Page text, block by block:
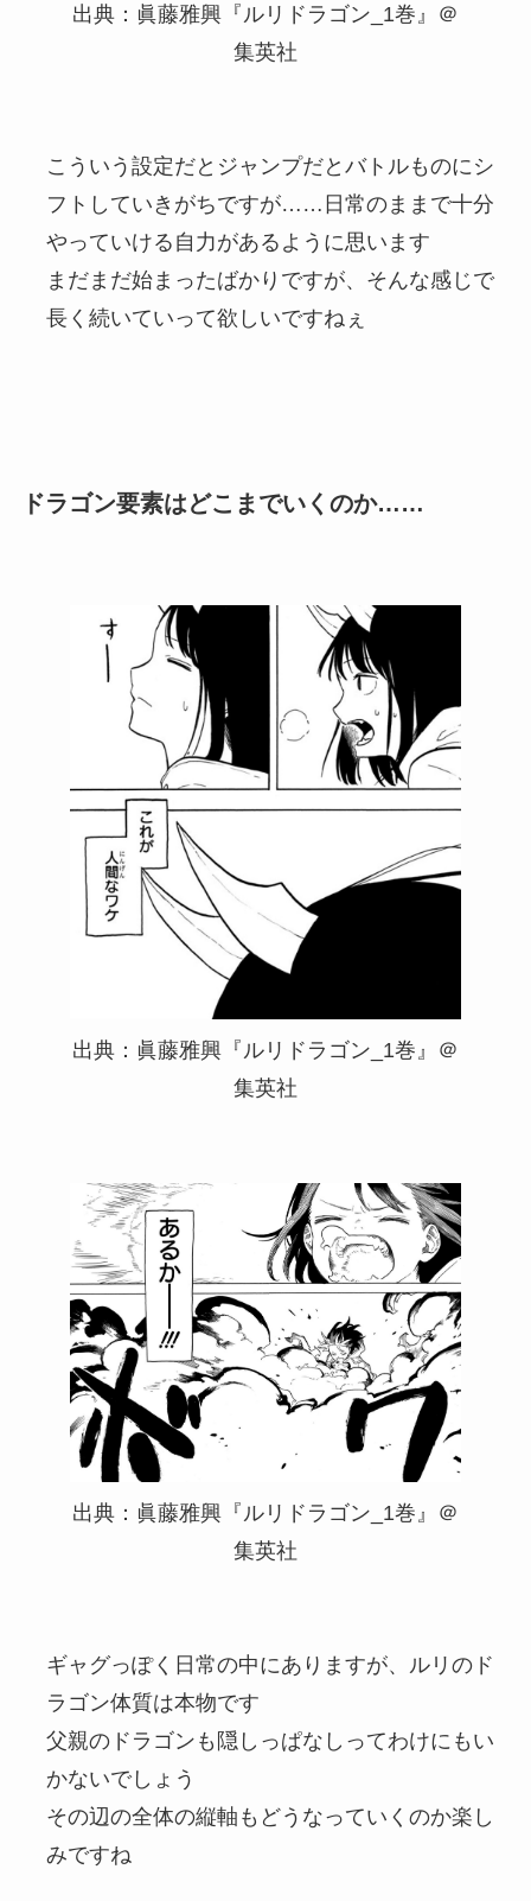
出典：眞藤雅興『ルリドラゴン_1巻』＠
集英社
こういう設定だとジャンプだとバトルものにシ
フトしていきがちですが……日常のままで十分
やっていける自力があるように思います
まだまだ始まったばかりですが、そんな感じで
長く続いていって欲しいですねぇ
ドラゴン要素はどこまでいくのか……
出典：眞藤雅興『ルリドラゴン_1巻』＠
集英社
出典：眞藤雅興『ルリドラゴン_1巻』＠
集英社
ギャグっぽく日常の中にありますが、ルリのド
ラゴン体質は本物です
父親のドラゴンも隠しっぱなしってわけにもい
かないでしょう
その辺の全体の縦軸もどうなっていくのか楽し
みですね